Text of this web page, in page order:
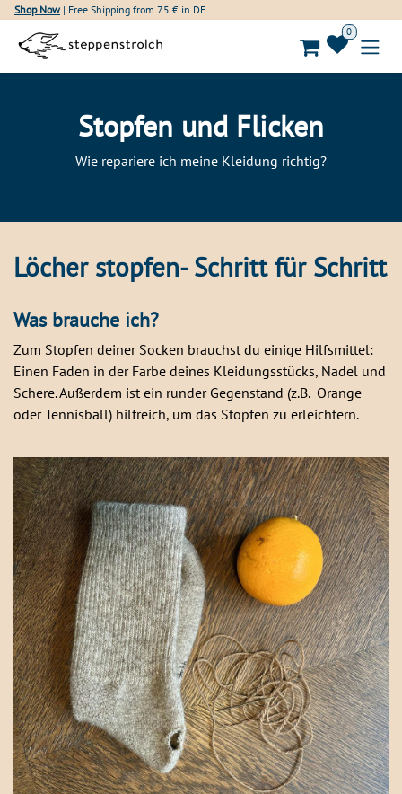
Skip to Content
Shop Now| Free Shipping from 75 € in DE
0
Stopfen und Flicken
Wie repariere ich meine Kleidung richtig?
Löcher stopfen- Schritt für Schritt
Was brauche ich?
Zum Stopfen deiner Socken brauchst du einige Hilfsmittel:
Einen Faden in der Farbe deines Kleidungsstücks, Nadel und
Schere. Außerdem ist ein runder Gegenstand (z.B. Orange
oder Tennisball) hilfreich, um das Stopfen zu erleichtern.